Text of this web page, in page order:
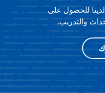
لدينا للحصول على
والتدريب.